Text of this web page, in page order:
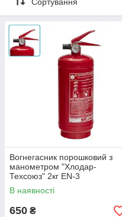
Вогнегасник порошковий з
манометром "Хлодар-
Техсоюз" 2кг EN-3
В наявності
650 ₴